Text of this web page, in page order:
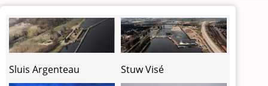
Sluis Argenteau Stuw Visé